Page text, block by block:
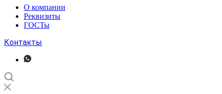
О компании
Реквизиты
ГОСТы
Контакты